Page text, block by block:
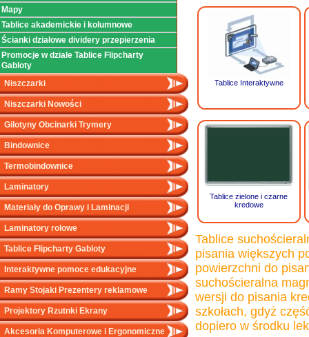
Mapy
Tablice akademickie i kolumnowe
Ścianki działowe dividery przepierzenia
Promocje w dziale Tablice Flipcharty
Gabloty
Niszczarki
Niszczarki Nowości
Gilotyny Obcinarki Trymery
Bindownice
Termobindownice
Laminatory
Materiały do Oprawy i Laminacji
Laminatory rolowe
Tablice Flipcharty Gabloty
Interaktywne pomoce edukacyjne
Ramy Stojaki Prezentery reklamowe
Projektory Rzutnki Ekrany
Akcesoria Komputerowe i Ergonomiczne
Tablice Interaktywne
Tablice zielone i czarne
kredowe
Tablice
pisania większych
powierzchni do
suchościeralna
wersji do pisania
szkołach, gdyż
dopiero w środku